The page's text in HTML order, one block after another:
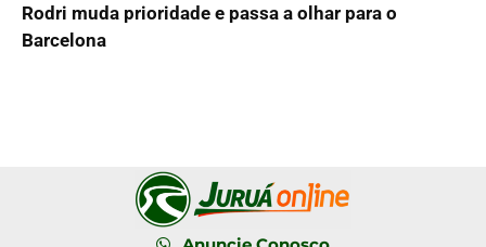
Rodri muda prioridade e passa a olhar para o
Barcelona